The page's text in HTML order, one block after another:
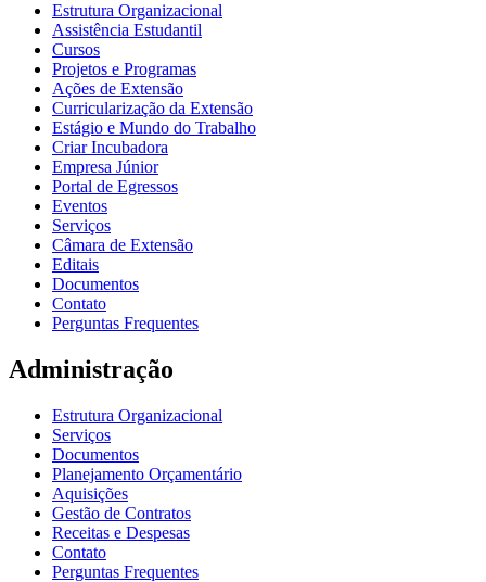
Estrutura Organizacional
Assistência Estudantil
Cursos
Projetos e Programas
Ações de Extensão
Curricularização da Extensão
Estágio e Mundo do Trabalho
Criar Incubadora
Empresa Júnior
Portal de Egressos
Eventos
Serviços
Câmara de Extensão
Editais
Documentos
Contato
Perguntas Frequentes
Administração
Estrutura Organizacional
Serviços
Documentos
Planejamento Orçamentário
Aquisições
Gestão de Contratos
Receitas e Despesas
Contato
Perguntas Frequentes